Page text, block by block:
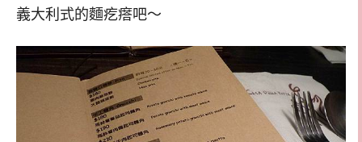
義大利式的麵疙瘩吧～